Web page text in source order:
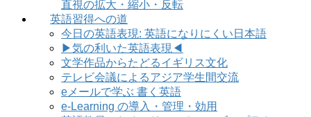
直視の拡大・縮小・反転
英語習得への道
今日の英語表現: 英語になりにくい日本語
▶気の利いた英語表現◀
文学作品からたどるイギリス文化
テレビ会議によるアジア学生間交流
eメールで学ぶ 書く英語
e-Learning の導入・管理・効用